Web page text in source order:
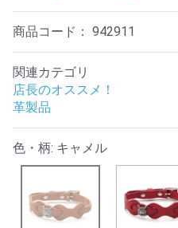
商品コード： 942911
関連カテゴリ
店長のオススメ！
革製品
色・柄: キャメル